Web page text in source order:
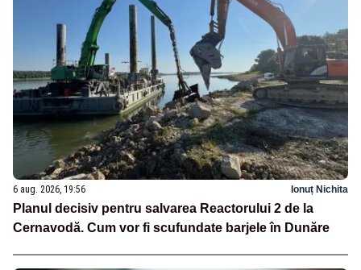
6 aug. 2026, 19:56 Ionuț Nichita
Planul decisiv pentru salvarea Reactorului 2 de la
Cernavodă. Cum vor fi scufundate barjele în Dunăre